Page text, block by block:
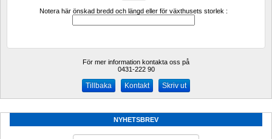
Notera här önskad bredd och längd eller för växthusets storlek :
För mer information kontakta oss på
0431-222 90
Kontakt Skriv ut
NYHETSBREV